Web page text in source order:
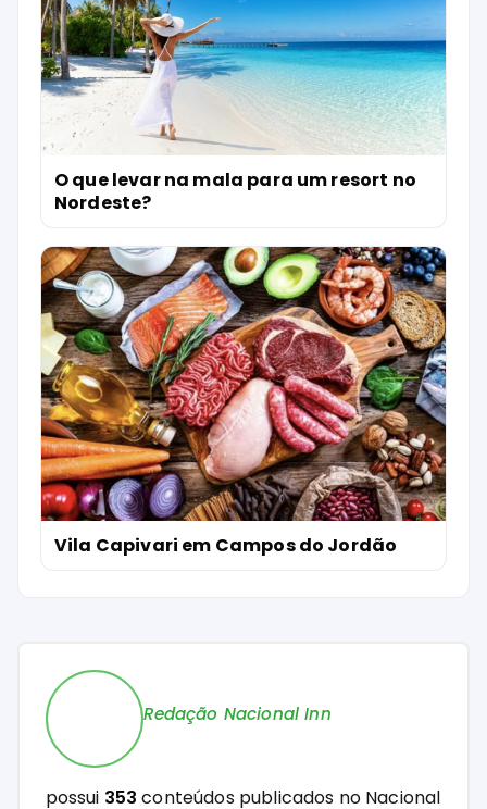
O que levar na mala para um resort no
Nordeste?
Vila Capivari em Campos do Jordão
Redação Nacional Inn
possui 353 conteúdos publicados no Nacional